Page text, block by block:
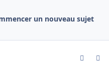
un nouveau sujet